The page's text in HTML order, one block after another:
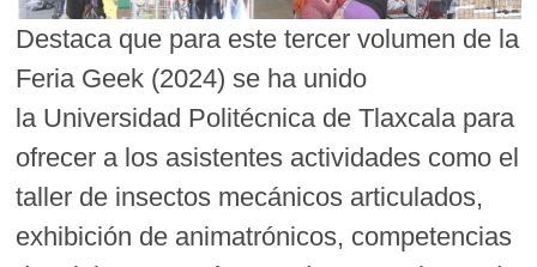
Destaca que para este tercer volumen de la
Feria Geek (2024) se ha unido
la Universidad Politécnica de Tlaxcala para
ofrecer a los asistentes actividades como el
taller de insectos mecánicos articulados,
exhibición de animatrónicos, competencias